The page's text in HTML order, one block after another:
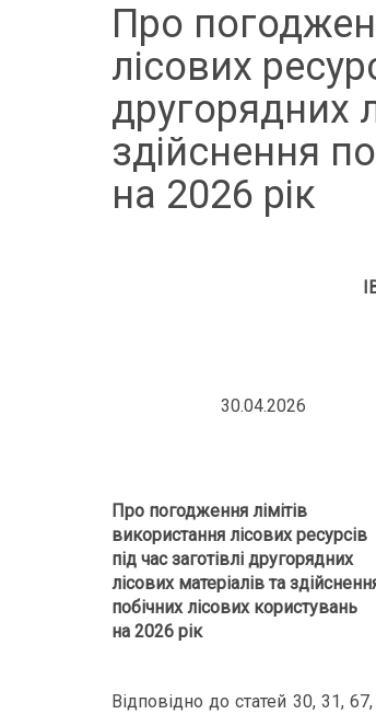
Про
лісових
другорядних
здійснення
на 2026 рік
30.04.2026
Про погодження лімітів
використання лісових ресурсів
під час заготівлі другорядних
лісових матеріалів та
побічних лісових користувань
на 2026 рік
Відповідно до статей 30, 31,